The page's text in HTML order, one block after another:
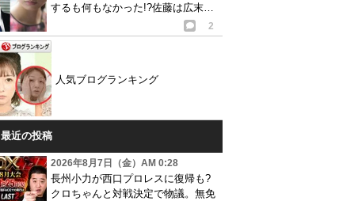
するも何もなかった!?佐藤は広末涼
2
人気ブログランキング
最近の投稿
2026年8月7日（金）AM 0:28
長州小力が西口プロレスに復帰も?
クロちゃんと対戦決定で物議。無免